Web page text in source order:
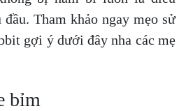
Tham khảo ngay mẹo sử
gợi ý dưới đây nha các mẹ
bỉm